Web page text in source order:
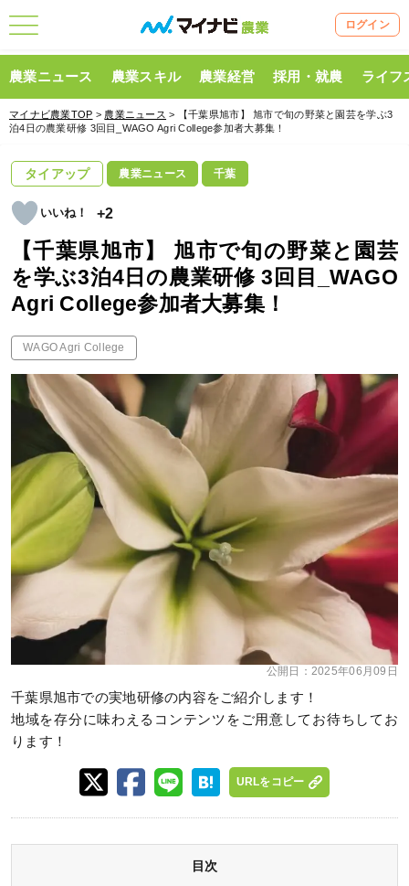
ログイン
農業ニュース 農業スキル 農業経営 採用・就農 ライフ
マイナビ農業TOP > 農業ニュース > 【千葉県旭市】 旭市で旬の野菜と園芸を学ぶ3
泊4日の農業研修 3回目_WAGO Agri College参加者大募集！
タイアップ 農業ニュース 千葉
+2
【千葉県旭市】 旭市で旬の野菜と園芸
を学ぶ3泊4日の農業研修 3回目_WAGO
Agri College参加者大募集！
WAGO Agri College
公開日： 2025年06月09日
千葉県旭市での実地研修の内容をご紹介します！
地域を存分に味わえるコンテンツをご用意してお待ちしてお
ります！
URLをコピー
目次